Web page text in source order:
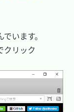
います。
クリック